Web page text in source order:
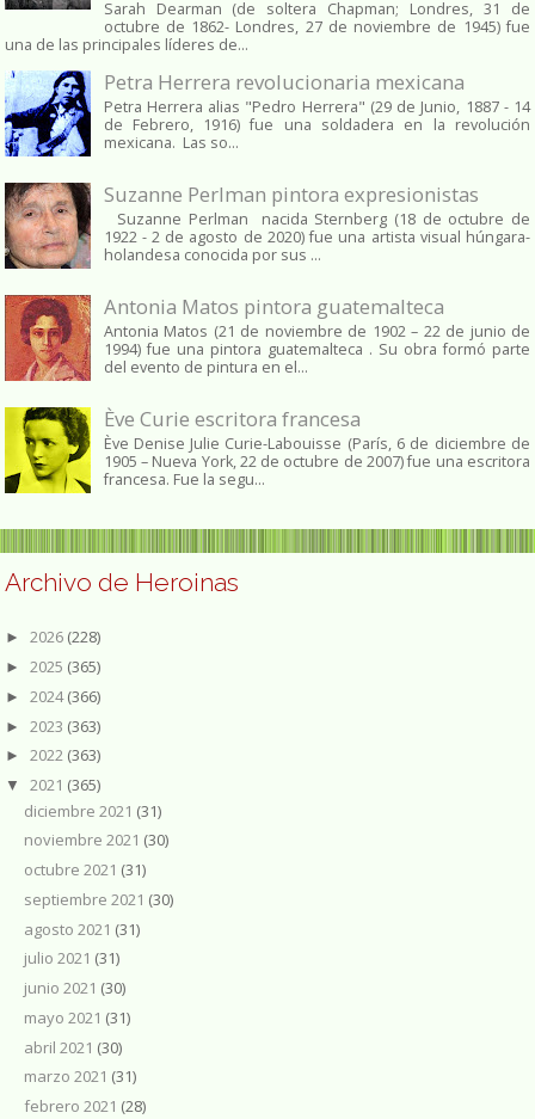
Sarah Dearman (de soltera Chapman; Londres, 31 de
octubre de 1862​- Londres, 27 de noviembre de 1945)​ fue
una de las principales líderes de...
Petra Herrera revolucionaria mexicana
Petra Herrera alias "Pedro Herrera" (29 de Junio, 1887 - 14
de Febrero, 1916) fue una soldadera en la revolución
mexicana. Las so...
Suzanne Perlman pintora expresionistas
Suzanne Perlman nacida Sternberg (18 de octubre de
1922 - 2 de agosto de 2020) fue una artista visual húngara-
holandesa conocida por sus ...
Antonia Matos pintora guatemalteca
Antonia Matos (21 de noviembre de 1902 – 22 de junio de
1994) fue una pintora guatemalteca . Su obra formó parte
del evento de pintura en el...
Ève Curie escritora francesa
Ève Denise Julie Curie-Labouisse (París, 6 de diciembre de
1905 – Nueva York, 22 de octubre de 2007) fue una escritora
francesa. Fue la segu...
Archivo de Heroinas
► 2026 (228)
► 2025 (365)
► 2024(366)
► 2023 (363)
► 2022 (363)
▼ 2021 (365)
diciembre 2021 (31)
noviembre 2021 (30)
octubre 2021 (31)
septiembre 2021 (30)
agosto 2021 (31)
julio 2021 (31)
junio 2021 (30)
mayo 2021 (31)
abril 2021 (30)
marzo 2021 (31)
febrero 2021 (28)